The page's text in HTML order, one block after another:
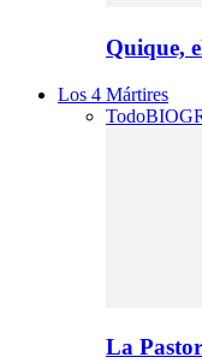
Quique,
Los 4 Mártires
Todo
La